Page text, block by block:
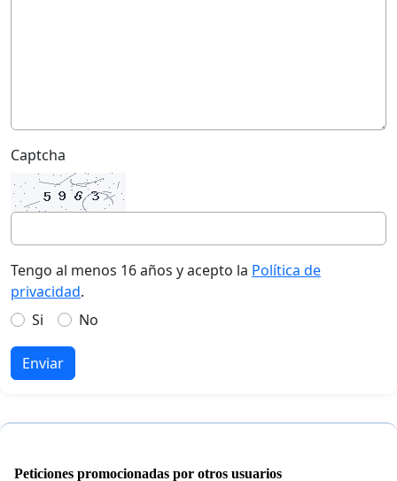
Captcha
Tengo al menos 16 años y acepto la Política de
privacidad.
Si
No
Enviar
Peticiones promocionadas por otros usuarios